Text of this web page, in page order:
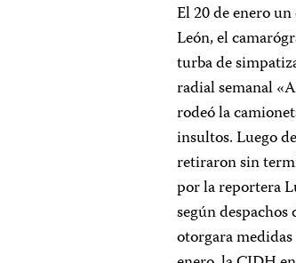
El 20 de enero
León, el
turba de
radial semanal
rodeó la
insultos. Luego
retiraron sin
por la reportera
según
otorgara